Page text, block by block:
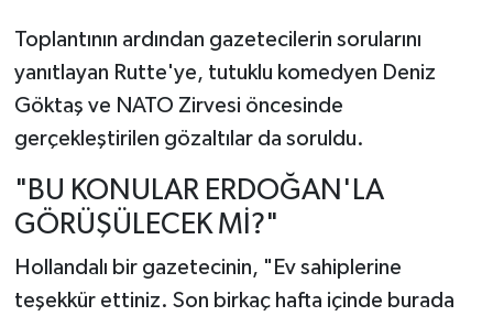
Toplantının ardından gazetecilerin sorularını
yanıtlayan Rutte'ye, tutuklu komedyen Deniz
Göktaş ve NATO Zirvesi öncesinde
gerçekleştirilen gözaltılar da soruldu.
"BU KONULAR ERDOĞAN'LA
GÖRÜŞÜLECEK Mİ?"
Hollandalı bir gazetecinin, "Ev sahiplerine
teşekkür ettiniz. Son birkaç hafta içinde burada